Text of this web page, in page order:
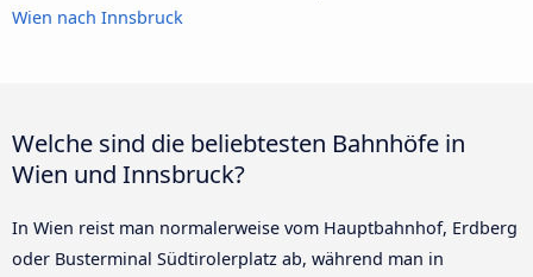
Wien nach Innsbruck
Welche sind die beliebtesten Bahnhöfe in
Wien und Innsbruck?
In Wien reist man normalerweise vom Hauptbahnhof, Erdberg
oder Busterminal Südtirolerplatz ab, während man in